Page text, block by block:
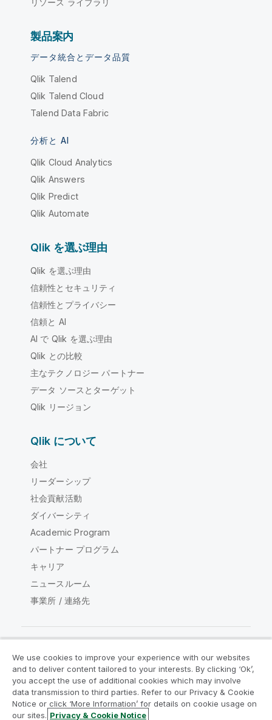
リソース ライブラリ
製品案内
データ統合とデータ品質
Qlik Talend
Qlik Talend Cloud
Talend Data Fabric
分析と AI
Qlik Cloud Analytics
Qlik Answers
Qlik Predict
Qlik Automate
Qlik を選ぶ理由
Qlik を選ぶ理由
信頼性とセキュリティ
信頼性とプライバシー
信頼と AI
AI で Qlik を選ぶ理由
Qlik との比較
主なテクノロジー パートナー
データ ソースとターゲット
Qlik リージョン
Qlik について
会社
リーダーシップ
社会貢献活動
ダイバーシティ
Academic Program
パートナー プログラム
キャリア
ニュースルーム
事業所 / 連絡先
Qlik コミュニティ
法的契約 製品規約
Legal Policies
リーガルポリシー
利用規約
We use cookies to improve your experience with our websites
and to deliver content tailored to your interests. By clicking ‘Ok’,
you accept the use of additional cookies which may involve
data transmission to third parties. Refer to our Privacy & Cookie
Notice or click ‘More Information’ for details on cookie usage on
our sites. Privacy & Cookie Notice